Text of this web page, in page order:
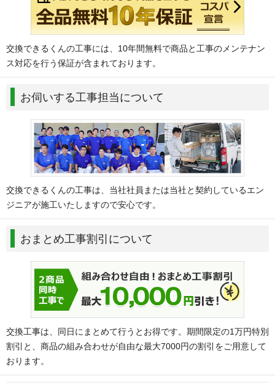
交換できるくんの工事には、10年間無料で商品と工事のメンテナン
ス対応を行う保証が含まれております。
お伺いする工事担当について
交換できるくんの工事は、当社社員または当社と契約しているエン
ジニアが施工いたしますので安心です。
おまとめ工事割引について
交換工事は、同日にまとめて行うとお得です。期間限定の1万円特別
割引と、商品の組み合わせが自由な最大7000円の割引をご用意して
おります。